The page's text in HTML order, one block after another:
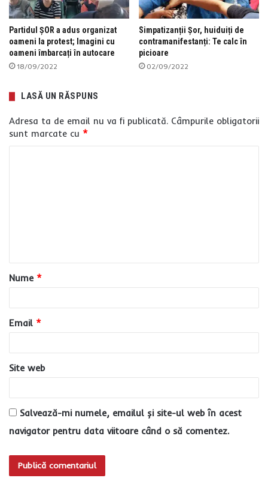
Partidul ȘOR a adus organizat
oameni la protest; Imagini cu
oameni îmbarcați în autocare
18/09/2022
Simpatizanții Șor, huiduiți de
contramanifestanți: Te calc în
picioare
02/09/2022
LASĂ UN RĂSPUNS
Adresa ta de email nu va fi publicată. Câmpurile obligatorii
sunt marcate cu *
a
r
u
*
Nume *
Email *
Site web
Salvează-mi numele, emailul și site-ul web în acest
navigator pentru data viitoare când o să comentez.